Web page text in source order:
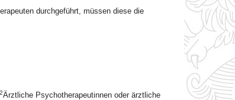
durchgeführt, müssen diese die
2Ärztliche Psychotherapeutinnen oder ärztliche